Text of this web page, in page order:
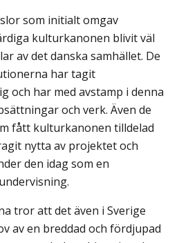
som initialt omgav
kulturkanonen blivit väl
av det danska samhället. De
har tagit
och har med avstamp i denna
och verk. Även de
fått kulturkanonen tilldelad
nytta av projektet och
den idag som en
tror att det även i Sverige
av en breddad och fördjupad